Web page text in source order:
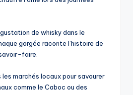
de whisky dans le
gorgée raconte l’histoire de
faire.
marchés locaux pour savourer
comme le Caboc ou des